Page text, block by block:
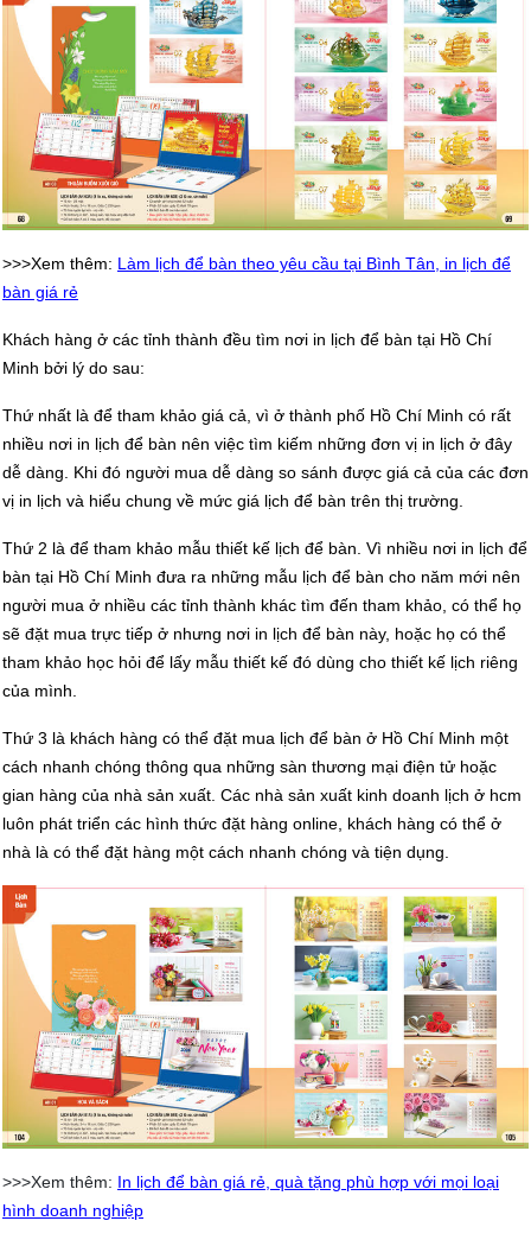
>>>Xem thêm: Làm lịch để bàn theo yêu cầu tại Bình Tân, in lịch để
bàn giá rẻ
Khách hàng ở các tỉnh thành đều tìm nơi in lịch để bàn tại Hồ Chí
Minh bởi lý do sau:
Thứ nhất là để tham khảo giá cả, vì ở thành phố Hồ Chí Minh có rất
nhiều nơi in lịch để bàn nên việc tìm kiếm những đơn vị in lịch ở đây
dễ dàng. Khi đó người mua dễ dàng so sánh được giá cả của các đơn
vị in lịch và hiểu chung về mức giá lịch để bàn trên thị trường.
Thứ 2 là để tham khảo mẫu thiết kế lịch để bàn. Vì nhiều nơi in lịch để
bàn tại Hồ Chí Minh đưa ra những mẫu lịch để bàn cho năm mới nên
người mua ở nhiều các tỉnh thành khác tìm đến tham khảo, có thể họ
sẽ đặt mua trực tiếp ở nhưng nơi in lịch để bàn này, hoặc họ có thể
tham khảo học hỏi để lấy mẫu thiết kế đó dùng cho thiết kế lịch riêng
của mình.
Thứ 3 là khách hàng có thể đặt mua lịch để bàn ở Hồ Chí Minh một
cách nhanh chóng thông qua những sàn thương mại điện tử hoặc
gian hàng của nhà sản xuất. Các nhà sản xuất kinh doanh lịch ở hcm
luôn phát triển các hình thức đặt hàng online, khách hàng có thể ở
nhà là có thể đặt hàng một cách nhanh chóng và tiện dụng.
>>>Xem thêm: In lịch để bàn giá rẻ, quà tặng phù hợp với mọi loại
hình doanh nghiệp